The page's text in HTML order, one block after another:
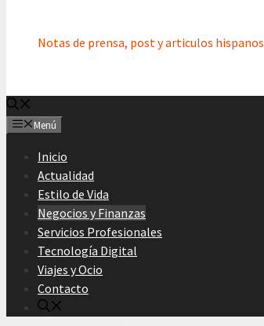
Notas de prensa, post y articulos hispanos
Menú
Inicio
Actualidad
Estilo de Vida
Negocios y Finanzas
Servicios Profesionales
Tecnología Digital
Viajes y Ocio
Contacto